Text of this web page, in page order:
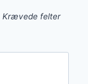
Krævede felter